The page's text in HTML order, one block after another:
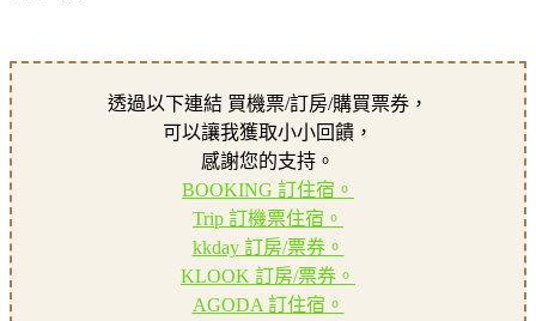
透過以下連結 買機票/訂房/購買票券，
可以讓我獲取小小回饋，
感謝您的支持。
BOOKING 訂住宿。
Trip 訂機票住宿。
kkday 訂房/票券。
KLOOK 訂房/票券。
AGODA 訂住宿。